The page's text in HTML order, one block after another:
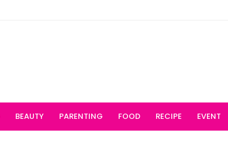
BEAUTY PARENTING FOOD RECIPE EVENT